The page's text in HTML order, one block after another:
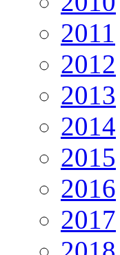
2011
2012
2013
2014
2015
2016
2017